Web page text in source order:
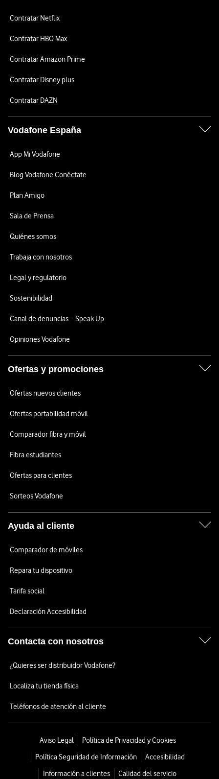
Contratar Netflix
Contratar HBO Max
Contratar Amazon Prime
Contratar Disney plus
Contratar DAZN
Vodafone España
App Mi Vodafone
Blog Vodafone Conéctate
Plan Amigo
Sala de Prensa
Quiénes somos
Trabaja con nosotros
Legal y regulatorio
Sostenibilidad
Canal de denuncias – Speak Up
Opiniones Vodafone
Ofertas y promociones
Ofertas nuevos clientes
Ofertas portabilidad móvil
Comparador fibra y móvil
Fibra estudiantes
Ofertas para clientes
Sorteos Vodafone
Ayuda al cliente
Comparador de móviles
Repara tu dispositivo
Tarifa social
Declaración Accesibilidad
Contacta con nosotros
¿Quieres ser distribuidor Vodafone?
Localiza tu tienda física
Teléfonos de atención al cliente
Aviso Legal
Política de Privacidad y Cookies
Política Seguridad de Información
Accesibilidad
Información a clientes
Calidad del servicio